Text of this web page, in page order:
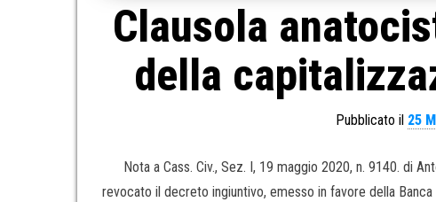
Clausola
della
Pubblicato il 25
Nota a Cass. Civ., Sez. I, 19 maggio 2020, n. 9140.
revocato il decreto ingiuntivo, emesso in favore della